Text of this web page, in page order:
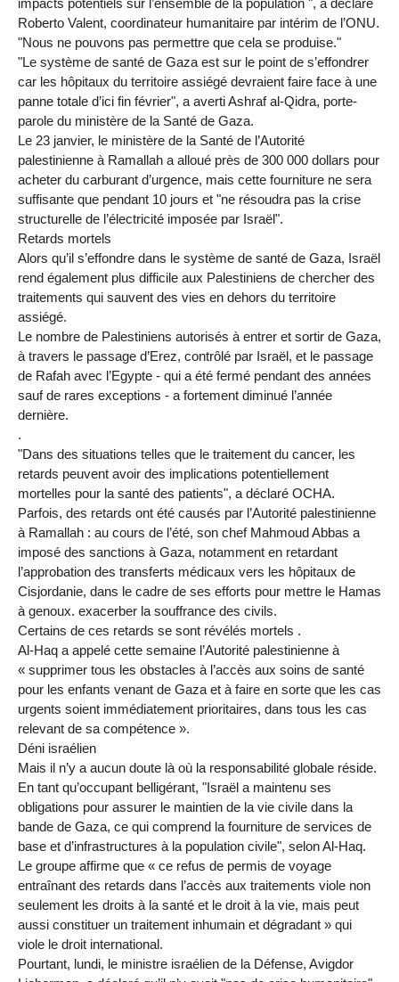
impacts potentiels sur l’ensemble de la population ", a déclaré
Roberto Valent, coordinateur humanitaire par intérim de l’ONU.
"Nous ne pouvons pas permettre que cela se produise."
"Le système de santé de Gaza est sur le point de s’effondrer
car les hôpitaux du territoire assiégé devraient faire face à une
panne totale d’ici fin février", a averti Ashraf al-Qidra, porte-
parole du ministère de la Santé de Gaza.
Le 23 janvier, le ministère de la Santé de l’Autorité
palestinienne à Ramallah a alloué près de 300 000 dollars pour
acheter du carburant d’urgence, mais cette fourniture ne sera
suffisante que pendant 10 jours et "ne résoudra pas la crise
structurelle de l’électricité imposée par Israël".
Retards mortels
Alors qu’il s’effondre dans le système de santé de Gaza, Israël
rend également plus difficile aux Palestiniens de chercher des
traitements qui sauvent des vies en dehors du territoire
assiégé.
Le nombre de Palestiniens autorisés à entrer et sortir de Gaza,
à travers le passage d’Erez, contrôlé par Israël, et le passage
de Rafah avec l’Egypte - qui a été fermé pendant des années
sauf de rares exceptions - a fortement diminué l’année
dernière.
.
"Dans des situations telles que le traitement du cancer, les
retards peuvent avoir des implications potentiellement
mortelles pour la santé des patients", a déclaré OCHA.
Parfois, des retards ont été causés par l’Autorité palestinienne
à Ramallah : au cours de l’été, son chef Mahmoud Abbas a
imposé des sanctions à Gaza, notamment en retardant
l’approbation des transferts médicaux vers les hôpitaux de
Cisjordanie, dans le cadre de ses efforts pour mettre le Hamas
à genoux. exacerber la souffrance des civils.
Certains de ces retards se sont révélés mortels .
Al-Haq a appelé cette semaine l’Autorité palestinienne à
« supprimer tous les obstacles à l’accès aux soins de santé
pour les enfants venant de Gaza et à faire en sorte que les cas
urgents soient immédiatement prioritaires, dans tous les cas
relevant de sa compétence ».
Déni israélien
Mais il n’y a aucun doute là où la responsabilité globale réside.
En tant qu’occupant belligérant, "Israël a maintenu ses
obligations pour assurer le maintien de la vie civile dans la
bande de Gaza, ce qui comprend la fourniture de services de
base et d’infrastructures à la population civile", selon Al-Haq.
Le groupe affirme que « ce refus de permis de voyage
entraînant des retards dans l’accès aux traitements viole non
seulement les droits à la santé et le droit à la vie, mais peut
aussi constituer un traitement inhumain et dégradant » qui
viole le droit international.
Pourtant, lundi, le ministre israélien de la Défense, Avigdor